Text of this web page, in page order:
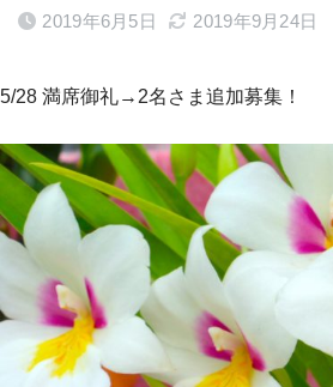
2019年6月5日 2019年9月24日
5/28 満席御礼→2名さま追加募集！